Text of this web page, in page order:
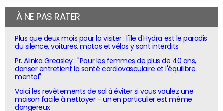
À NE PAS RATER
Plus que deux mois pour la visiter : l'île d'Hydra est le paradis
du silence, voitures, motos et vélos y sont interdits
Pr. Alinka Greasley : "Pour les femmes de plus de 40 ans,
danser entretient la santé cardiovasculaire et l'équilibre
mental"
Voici les revêtements de sol à éviter si vous voulez une
maison facile à nettoyer - un en particulier est même
dangereux